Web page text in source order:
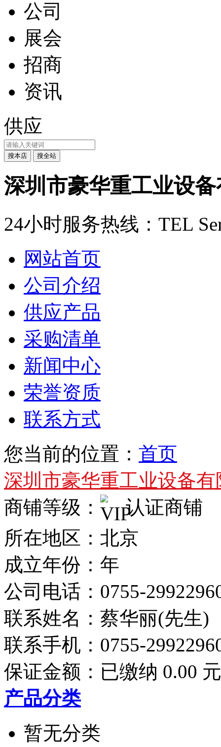
公司
展会
招商
资讯
供应
深圳市豪华重工业设
24小时服务热线： TEL
网站首页
公司介绍
供应产品
采购清单
新闻中心
荣誉资质
联系方式
您当前的位置： 首页
深圳市豪华重工业设备有
商铺等级：
认证商铺
所在地区：北京
成立年份：年
公司电话： 0755-
联系姓名：蔡华丽(先生)
联系手机： 0755-
保证金额： 已缴纳 0.00 元
产品分类
暂无分类